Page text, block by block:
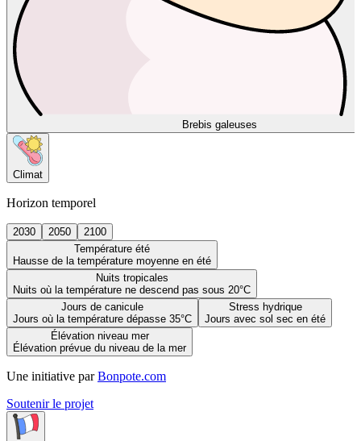
Brebis galeuses
Climat
Horizon temporel
2030 2050
2100
Température été
Hausse de la température moyenne en été
Nuits tropicales
Nuits où la température ne descend pas sous 20°C
Jours de canicule
Jours où la température dépasse 35°C
Stress hydrique
Jours avec sol sec en été
Élévation niveau mer
Élévation prévue du niveau de la mer
Une initiative par Bonpote.com
Soutenir le projet